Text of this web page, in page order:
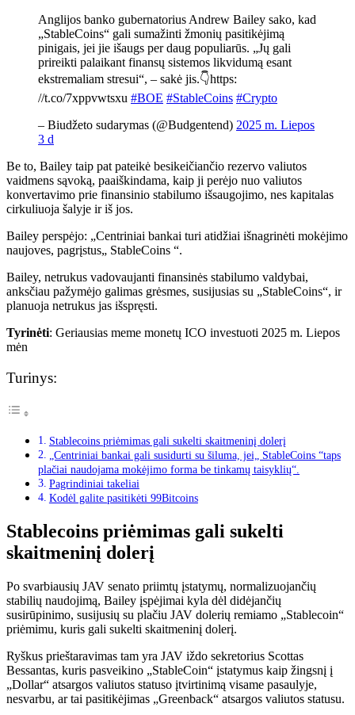
Anglijos banko gubernatorius Andrew Bailey sako, kad
„StableCoins“ gali sumažinti žmonių pasitikėjimą
pinigais, jei jie išaugs per daug populiarūs. „Jų gali
prireikti palaikant finansų sistemos likvidumą esant
ekstremaliam stresui“, – sakė jis.👇https:
//t.co/7xppvwtsxu #BOE #StableCoins #Crypto
– Biudžeto sudarymas (@Budgentend) 2025 m. Liepos
3 d
Be to, Bailey taip pat pateikė besikeičiančio rezervo valiutos
vaidmens sąvoką, paaiškindama, kaip ji perėjo nuo valiutos
konvertavimo prie finansinio stabilumo išsaugojimo, nes kapitalas
cirkuliuoja šalyje ir iš jos.
Bailey perspėjo: „Centriniai bankai turi atidžiai išnagrinėti mokėjimo
naujoves, pagrįstus„ StableCoins “.
Bailey, netrukus vadovaujanti finansinės stabilumo valdybai,
anksčiau pažymėjo galimas grėsmes, susijusias su „StableCoins“, ir
planuoja netrukus jas išspręsti.
Tyrinėti: Geriausias meme monetų ICO investuoti 2025 m. Liepos
mėn
Turinys:
Stablecoins priėmimas gali sukelti skaitmeninį dolerį
„Centriniai bankai gali susidurti su šiluma, jei„ StableCoins “taps
plačiai naudojama mokėjimo forma be tinkamų taisyklių“.
Pagrindiniai takeliai
Kodėl galite pasitikėti 99Bitcoins
Stablecoins priėmimas gali sukelti
skaitmeninį dolerį
Po svarbiausių JAV senato priimtų įstatymų, normalizuojančių
stabilių naudojimą, Bailey įspėjimai kyla dėl didėjančių
susirūpinimo, susijusių su plačiu JAV dolerių remiamo „Stablecoin“
priėmimu, kuris gali sukelti skaitmeninį dolerį.
Ryškus prieštaravimas tam yra JAV iždo sekretorius Scottas
Bessantas, kuris pasveikino „StableCoin“ įstatymus kaip žingsnį į
„Dollar“ atsargos valiutos statuso įtvirtinimą visame pasaulyje,
nesvarbu, ar tai pasitikėjimas „Greenback“ atsargos valiutos statusu.